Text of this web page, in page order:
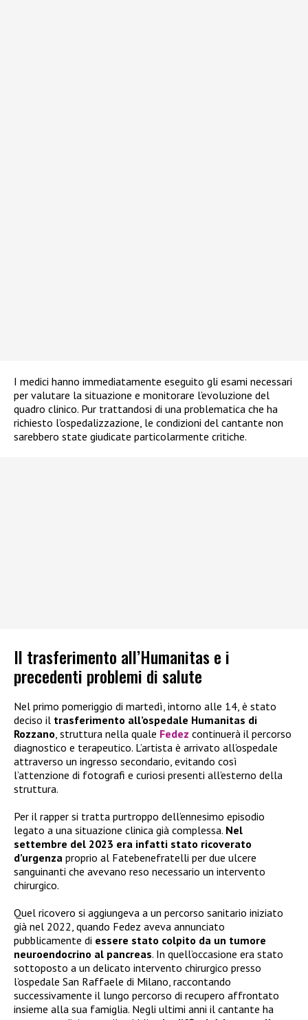
I medici hanno immediatamente eseguito gli esami necessari
per valutare la situazione e monitorare l’evoluzione del
quadro clinico. Pur trattandosi di una problematica che ha
richiesto l’ospedalizzazione, le condizioni del cantante non
sarebbero state giudicate particolarmente critiche.
Il trasferimento all’Humanitas e i
precedenti problemi di salute
Nel primo pomeriggio di martedì, intorno alle 14, è stato
deciso il trasferimento all’ospedale Humanitas di
Rozzano, struttura nella quale Fedez continuerà il percorso
diagnostico e terapeutico. L’artista è arrivato all’ospedale
attraverso un ingresso secondario, evitando così
l’attenzione di fotografi e curiosi presenti all’esterno della
struttura.
Per il rapper si tratta purtroppo dell’ennesimo episodio
legato a una situazione clinica già complessa. Nel
settembre del 2023 era infatti stato ricoverato
d’urgenza proprio al Fatebenefratelli per due ulcere
sanguinanti che avevano reso necessario un intervento
chirurgico.
Quel ricovero si aggiungeva a un percorso sanitario iniziato
già nel 2022, quando Fedez aveva annunciato
pubblicamente di essere stato colpito da un tumore
neuroendocrino al pancreas. In quell’occasione era stato
sottoposto a un delicato intervento chirurgico presso
l’ospedale San Raffaele di Milano, raccontando
successivamente il lungo percorso di recupero affrontato
insieme alla sua famiglia. Negli ultimi anni il cantante ha